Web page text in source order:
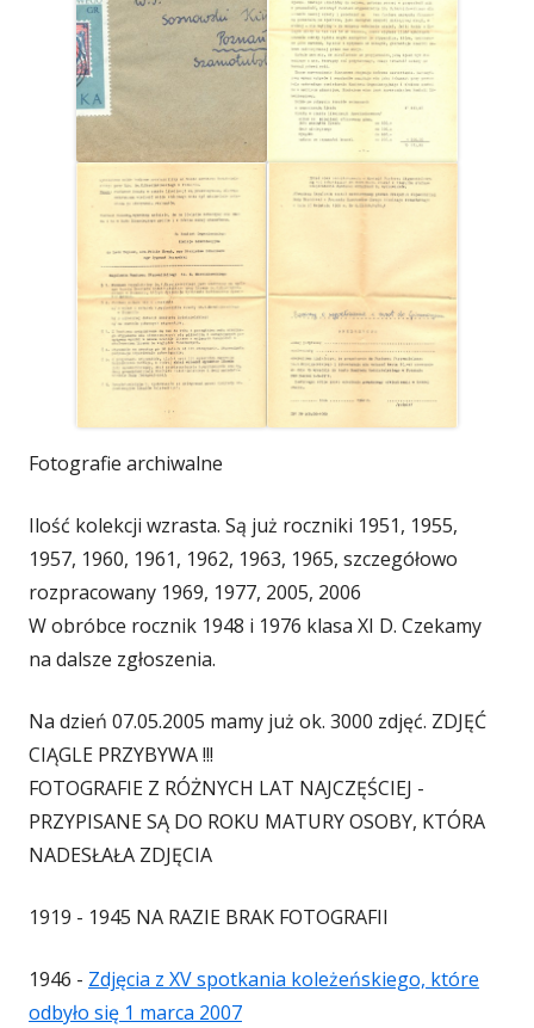
Fotografie archiwalne
Ilość kolekcji wzrasta. Są już roczniki 1951, 1955,
1957, 1960, 1961, 1962, 1963, 1965, szczegółowo
rozpracowany 1969, 1977, 2005, 2006
W obróbce rocznik 1948 i 1976 klasa XI D. Czekamy
na dalsze zgłoszenia.
Na dzień 07.05.2005 mamy już ok. 3000 zdjęć. ZDJĘĆ
CIĄGLE PRZYBYWA !!!
FOTOGRAFIE Z RÓŻNYCH LAT NAJCZĘŚCIEJ -
PRZYPISANE SĄ DO ROKU MATURY OSOBY, KTÓRA
NADESŁAŁA ZDJĘCIA
1919 - 1945 NA RAZIE BRAK FOTOGRAFII
1946 - Zdjęcia z XV spotkania koleżeńskiego, które
odbyło się 1 marca 2007